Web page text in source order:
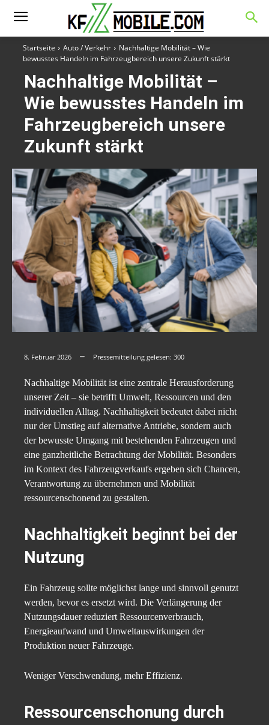
Startseite Auto / Verkehr
Nachhaltige Mobilität – Wie
bewusstes Handeln im Fahrzeugbereich unsere Zukunft stärkt
Nachhaltige Mobilität –
Wie bewusstes Handeln im
Fahrzeugbereich unsere
Zukunft stärkt
8. Februar 2026 Pressemitteilung gelesen: 300
Nachhaltige Mobilität ist eine zentrale Herausforderung
unserer Zeit – sie betrifft Umwelt, Ressourcen und den
individuellen Alltag. Nachhaltigkeit bedeutet dabei nicht
nur der Umstieg auf alternative Antriebe, sondern auch
der bewusste Umgang mit bestehenden Fahrzeugen und
eine ganzheitliche Betrachtung der Mobilität. Besonders
im Kontext des Fahrzeugverkaufs ergeben sich Chancen,
Verantwortung zu übernehmen und Mobilität
ressourcenschonend zu gestalten.
Nachhaltigkeit beginnt bei der
Nutzung
Ein Fahrzeug sollte möglichst lange und sinnvoll genutzt
werden, bevor es ersetzt wird. Die Verlängerung der
Nutzungsdauer reduziert Ressourcenverbrauch,
Energieaufwand und Umweltauswirkungen der
Produktion neuer Fahrzeuge.
Weniger Verschwendung, mehr Effizienz.
Ressourcenschonung durch